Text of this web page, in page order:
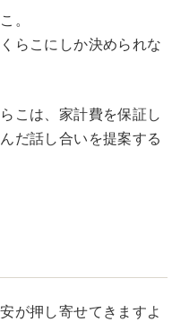
。
らこにしか決められな
こは、家計費を保証し
だ話し合いを提案する
が押し寄せてきますよ